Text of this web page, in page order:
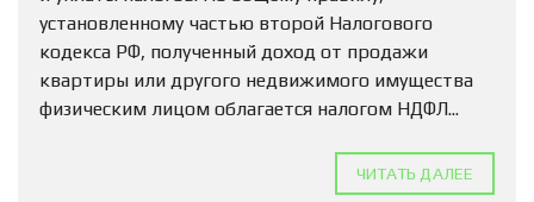
установленному частью второй Налогового
кодекса РФ, полученный доход от продажи
квартиры или другого недвижимого имущества
физическим лицом облагается налогом НДФЛ...
ЧИТАТЬ ДАЛЕЕ